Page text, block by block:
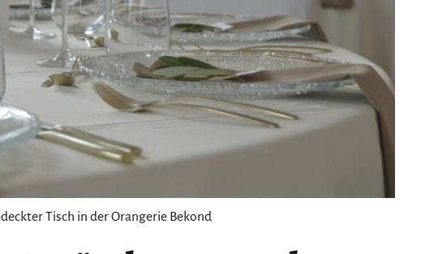
Tisch in der Orangerie Bekond